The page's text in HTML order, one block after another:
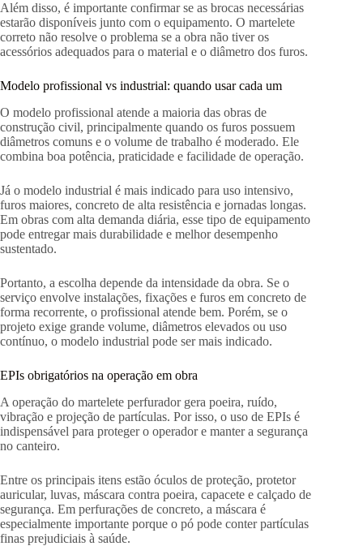
Além disso, é importante confirmar se as brocas necessárias
estarão disponíveis junto com o equipamento. O martelete
correto não resolve o problema se a obra não tiver os
acessórios adequados para o material e o diâmetro dos furos.
Modelo profissional vs industrial: quando usar cada um
O modelo profissional atende a maioria das obras de
construção civil, principalmente quando os furos possuem
diâmetros comuns e o volume de trabalho é moderado. Ele
combina boa potência, praticidade e facilidade de operação.
Já o modelo industrial é mais indicado para uso intensivo,
furos maiores, concreto de alta resistência e jornadas longas.
Em obras com alta demanda diária, esse tipo de equipamento
pode entregar mais durabilidade e melhor desempenho
sustentado.
Portanto, a escolha depende da intensidade da obra. Se o
serviço envolve instalações, fixações e furos em concreto de
forma recorrente, o profissional atende bem. Porém, se o
projeto exige grande volume, diâmetros elevados ou uso
contínuo, o modelo industrial pode ser mais indicado.
EPIs obrigatórios na operação em obra
A operação do martelete perfurador gera poeira, ruído,
vibração e projeção de partículas. Por isso, o uso de EPIs é
indispensável para proteger o operador e manter a segurança
no canteiro.
Entre os principais itens estão óculos de proteção, protetor
auricular, luvas, máscara contra poeira, capacete e calçado de
segurança. Em perfurações de concreto, a máscara é
especialmente importante porque o pó pode conter partículas
finas prejudiciais à saúde.